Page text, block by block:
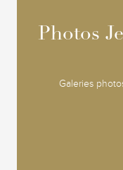
Photos
Galeries
Photos